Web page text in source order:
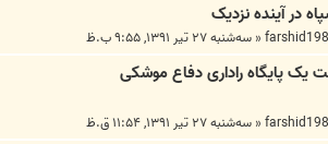
در آینده نزدیک
« سه‌شنبه ۲۷ تیر ۱۳۹۱, ۹:۵۵ ب.ظ
یک پایگاه راداری دفاع موشکی
« سه‌شنبه ۲۷ تیر ۱۳۹۱, ۱۱:۵۴ ق.ظ